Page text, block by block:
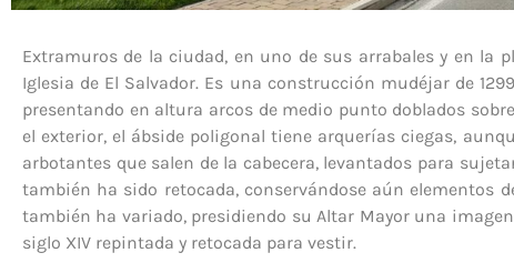
Extramuros de la ciudad, en uno de sus arrabales y en la
Iglesia de El Salvador. Es una construcción mudéjar de
presentando en altura arcos de medio punto doblados
el exterior, el ábside poligonal tiene arquerías ciegas,
arbotantes que salen de la cabecera, levantados para
también ha sido retocada, conservándose aún elementos
también ha variado, presidiendo su Altar Mayor una
siglo XIV repintada y retocada para vestir.